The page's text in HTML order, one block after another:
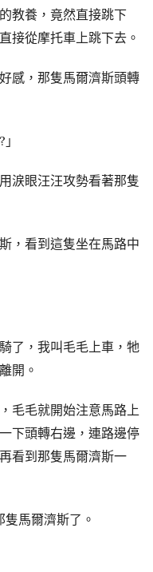
教養，竟然直接跳下
接從摩托車上跳下去。
感，那隻馬爾濟斯頭轉
涙眼汪汪攻勢看著那隻
，看到這隻坐在馬路中
了，我叫毛毛上車，牠
開。
毛毛就開始注意馬路上
下頭轉右邊，連路邊停
看到那隻馬爾濟斯一
馬爾濟斯了。